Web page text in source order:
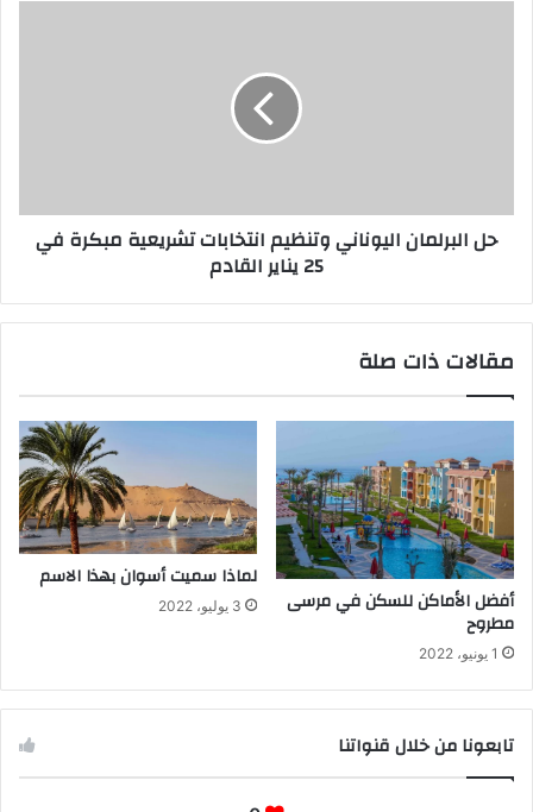
حل البرلمان اليوناني وتنظيم انتخابات تشريعية مبكرة في
25 يناير القادم
مقالات ذات صلة
أفضل الأماكن للسكن في مرسى
مطروح
1 يونيو، 2022
لماذا سميت أسوان بهذا الاسم
3 يوليو، 2022
تابعونا من خلال قنواتنا